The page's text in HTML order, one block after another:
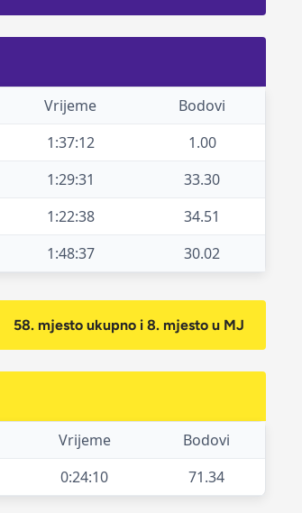
Vrijeme
Bodovi
1:37:12
1.00
1:29:31
33.30
1:22:38
34.51
1:48:37 30.02
58. mjesto ukupno i 8. mjesto u MJ
Vrijeme
Bodovi
0:24:10 71.34